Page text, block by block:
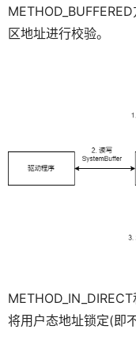
区地址进行校验。
将用户态地址锁定(即